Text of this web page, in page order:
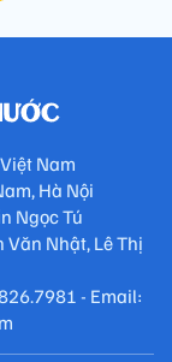
Nam
Hà Nội
Ngọc Tú
Văn Nhật, Lê Thị
- Email: